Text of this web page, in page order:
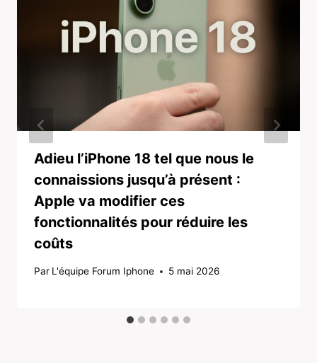
Adieu l’iPhone 18 tel que nous le
connaissions jusqu’à présent :
Apple va modifier ces
fonctionnalités pour réduire les
coûts
Par L'équipe Forum Iphone 5 mai 2026